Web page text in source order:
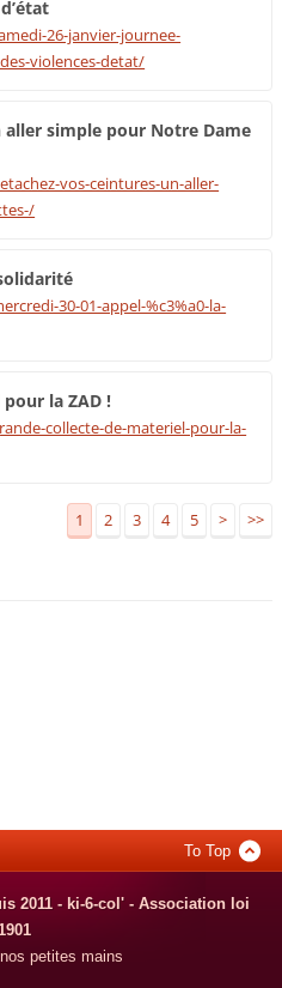
26-janvier-journee-
violences-detat/
aller simple pour Notre Dame
vos-ceintures-un-aller-
30-01-appel-%c3%a0-la-
la ZAD !
collecte-de-materiel-pour-la-
1 2 3 4 5 > >>
To Top
2011 - ki-6-col' - Association loi
petites mains